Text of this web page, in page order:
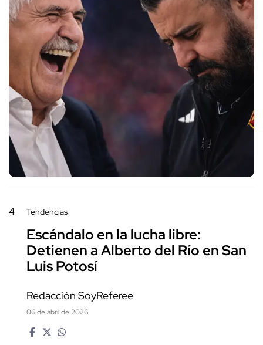
4 Tendencias
Escándalo en la lucha libre:
Detienen a Alberto del Río en San
Luis Potosí
Redacción SoyReferee
06 de abril de 2026